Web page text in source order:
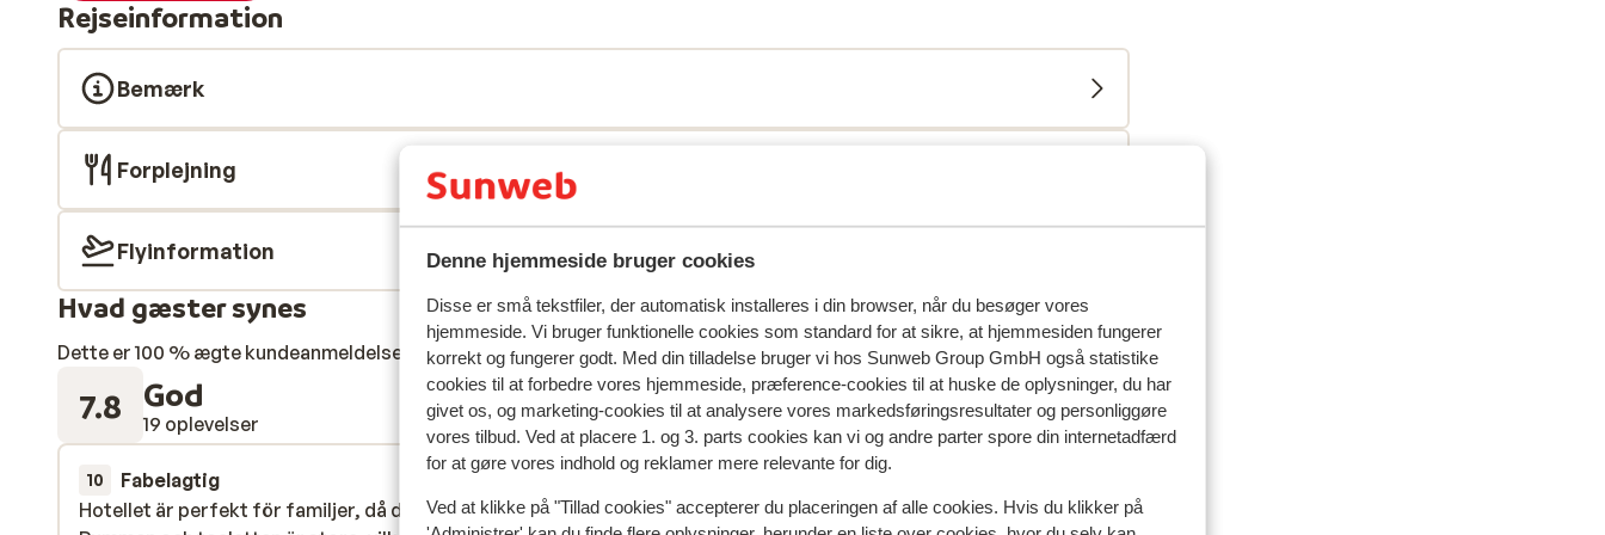
Denne hjemmeside bruger cookies
Disse er små tekstfiler, der automatisk installeres i din browser, når du besøger vores
hjemmeside. Vi bruger funktionelle cookies som standard for at sikre, at hjemmesiden fungerer
korrekt og fungerer godt. Med din tilladelse bruger vi hos Sunweb Group GmbH også statistike
cookies til at forbedre vores hjemmeside, præference-cookies til at huske de oplysninger, du har
givet os, og marketing-cookies til at analysere vores markedsføringsresultater og personliggøre
vores tilbud. Ved at placere 1. og 3. parts cookies kan vi og andre parter spore din internetadfærd
for at gøre vores indhold og reklamer mere relevante for dig.
Ved at klikke på "Tillad cookies" accepterer du placeringen af alle cookies. Hvis du klikker på
Rejseinformation
Bemærk
Forplejning
Flyinformation
Hvad gæster synes
Dette er 100 % ægte kundeanmeldelser, der ærligt afspejler deres oplevelser med vores produkt. Mere om anmeldelser
7.8 God
19 oplevelser Mest booket af med partner
10 Fabelagtig
for 4 uger siden
Hotellet är perfekt för familjer, då det är väldigt lugnt.
Hotellet är perfekt för familjer, då det är väldigt lugnt.
8.7
Boendet var jätte bra. Det var lugnt och allting man
Boendet var jätte bra. Det var lugnt och allting man